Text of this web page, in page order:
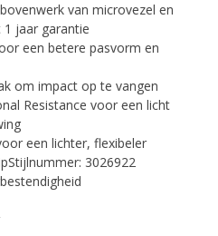
van microvezel en
jaar garantie
een betere pasvorm en
om impact op te vangen
Resistance voor een licht
een lichter, flexibeler
3026922